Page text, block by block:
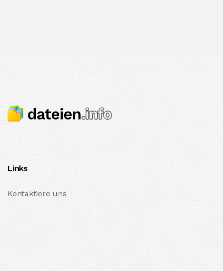
Links
Kontaktiere uns